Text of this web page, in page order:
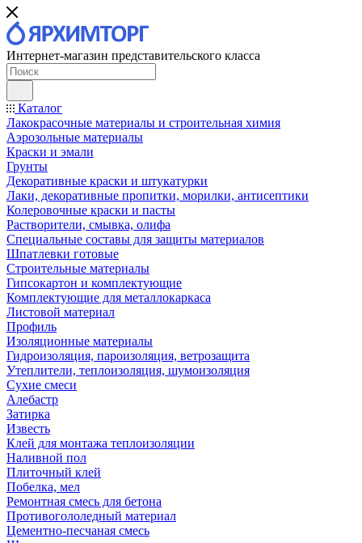
Интернет-магазин представительского класса
Каталог
Лакокрасочные материалы и строительная химия
Аэрозольные материалы
Краски и эмали
Грунты
Декоративные краски и штукатурки
Лаки, декоративные пропитки, морилки, антисептики
Колеровочные краски и пасты
Растворители, смывка, олифа
Специальные составы для защиты материалов
Шпатлевки готовые
Строительные материалы
Гипсокартон и комплектующие
Комплектующие для металлокаркаса
Листовой материал
Профиль
Изоляционные материалы
Гидроизоляция, пароизоляция, ветрозащита
Утеплители, теплоизоляция, шумоизоляция
Сухие смеси
Алебастр
Затирка
Известь
Клей для монтажа теплоизоляции
Наливной пол
Плиточный клей
Побелка, мел
Ремонтная смесь для бетона
Противогололедный материал
Цементно-песчаная смесь